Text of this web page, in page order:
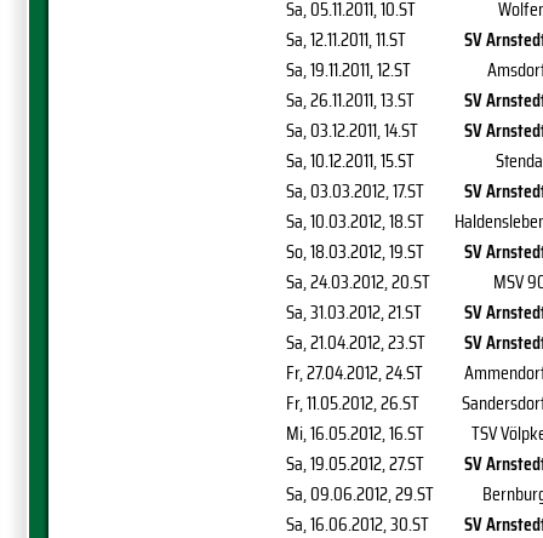
Sa, 05.11.2011, 10.ST
Sa, 12.11.2011, 11.ST
SV
Sa, 19.11.2011, 12.ST
Sa, 26.11.2011, 13.ST
SV
Sa, 03.12.2011, 14.ST
SV
Sa, 10.12.2011, 15.ST
Sa, 03.03.2012, 17.ST
SV
Sa, 10.03.2012, 18.ST
So, 18.03.2012, 19.ST
SV
Sa, 24.03.2012, 20.ST
MSV
Sa, 31.03.2012, 21.ST
SV
Sa, 21.04.2012, 23.ST
SV
Fr, 27.04.2012, 24.ST
Fr, 11.05.2012, 26.ST
Mi, 16.05.2012, 16.ST
TSV
Sa, 19.05.2012, 27.ST
SV
Sa, 09.06.2012, 29.ST
Sa, 16.06.2012, 30.ST SV